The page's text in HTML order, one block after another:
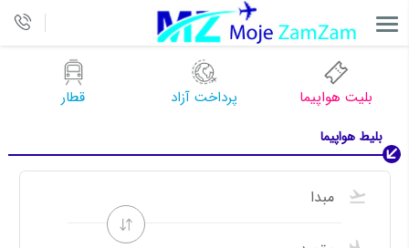
بلیت هواپیما پرداخت آزاد قطار
بلیط هواپیما